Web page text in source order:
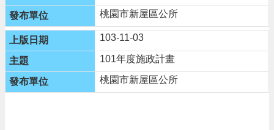
桃園市新屋區公所
103-11-03
101年度施政計畫
桃園市新屋區公所